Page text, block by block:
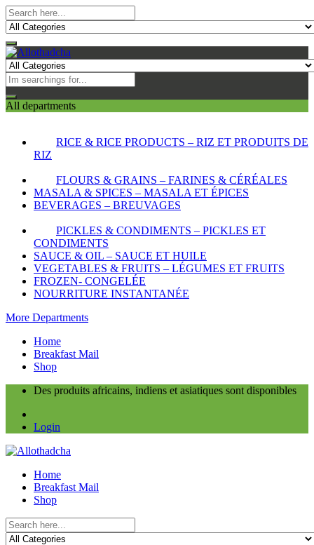
All departments
RICE & RICE PRODUCTS – RIZ ET PRODUITS DE
RIZ
FLOURS & GRAINS – FARINES & CÉRÉALES
MASALA & SPICES – MASALA ET ÉPICES
BEVERAGES – BREUVAGES
PICKLES & CONDIMENTS – PICKLES ET
CONDIMENTS
SAUCE & OIL – SAUCE ET HUILE
VEGETABLES & FRUITS – LÉGUMES ET FRUITS
FROZEN- CONGELÉE
NOURRITURE INSTANTANÉE
More Departments
Home
Breakfast Mail
Shop
Des produits africains, indiens et asiatiques sont disponibles
Login
Home
Breakfast Mail
Shop